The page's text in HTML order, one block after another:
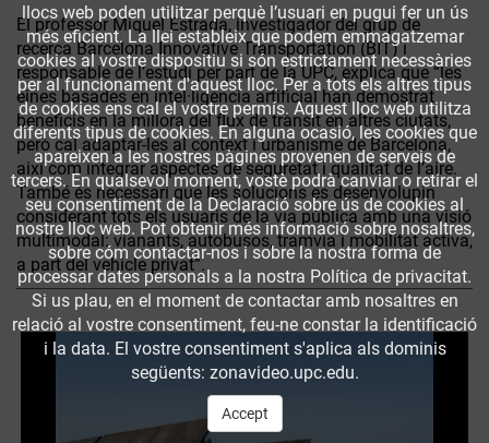
El professor Miquel Estrada, investigador del grup de
recerca Barcelona Innovative Transportation (BIT) i
responsable de l’estudi per part de la UPC, explica que “les
eines basades en intel·ligència artificial han demostrat
beneficis en la millora del flux de trànsit en altres ciutats,
però cal adaptar-les al context i urbanisme de Barcelona,
així com integrar aspectes de seguretat i qualitat de l’aire.
També és necessari que les solucions es desenvolupin
considerant tots els usuaris de la via pública amb una visió
multimodal: vianants, autobusos, tramvia i mobilitat activa,
a part del vehicle privat”.
llocs web poden utilitzar perquè l’usuari en pugui fer un ús
més eficient. La llei estableix que podem emmagatzemar
cookies al vostre dispositiu si són estrictament necessàries
per al funcionament d'aquest lloc. Per a tots els altres tipus
de cookies ens cal el vostre permís. Aquest lloc web utilitza
diferents tipus de cookies. En alguna ocasió, les cookies que
apareixen a les nostres pàgines provenen de serveis de
tercers. En qualsevol moment, vostè podrà canviar o retirar el
seu consentiment de la Declaració sobre ús de cookies al
nostre lloc web. Pot obtenir més informació sobre nosaltres,
sobre cóm contactar-nos i sobre la nostra forma de
processar dates personals a la nostra Política de privacitat.
Si us plau, en el moment de contactar amb nosaltres en
relació al vostre consentiment, feu-ne constar la identificació
i la data. El vostre consentiment s'aplica als dominis
següents: zonavideo.upc.edu.
Accept